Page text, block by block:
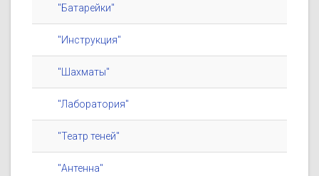
"Батарейки"
"Инструкция"
"Шахматы"
"Лаборатория"
"Театр теней"
"Антенна"